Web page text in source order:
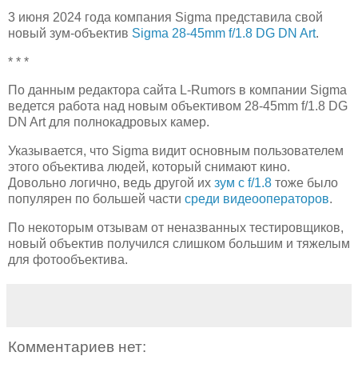
3 июня 2024 года компания Sigma представила свой
новый зум-объектив Sigma 28-45mm f/1.8 DG DN Art.
* * *
По данным редактора сайта L-Rumors в компании Sigma
ведется работа над новым объективом 28-45mm f/1.8 DG
DN Art для полнокадровых камер.
Указывается, что Sigma видит основным пользователем
этого объектива людей, который снимают кино.
Довольно логично, ведь другой их зум с f/1.8 тоже было
популярен по большей части среди видеооператоров.
По некоторым отзывам от неназванных тестировщиков,
новый объектив получился слишком большим и тяжелым
для фотообъектива.
Комментариев нет: